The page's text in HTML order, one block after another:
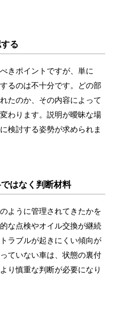
る
きポイントですが、単に
るのは不十分です。どの部
たのか、その内容によって
わります。説明が曖昧な場
検討する姿勢が求められま
はなく判断材料
ように管理されてきたかを
な点検やオイル交換が継続
ラブルが起きにくい傾向が
ていない車は、状態の裏付
り慎重な判断が必要になり